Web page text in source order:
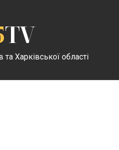
TV
Харківської області